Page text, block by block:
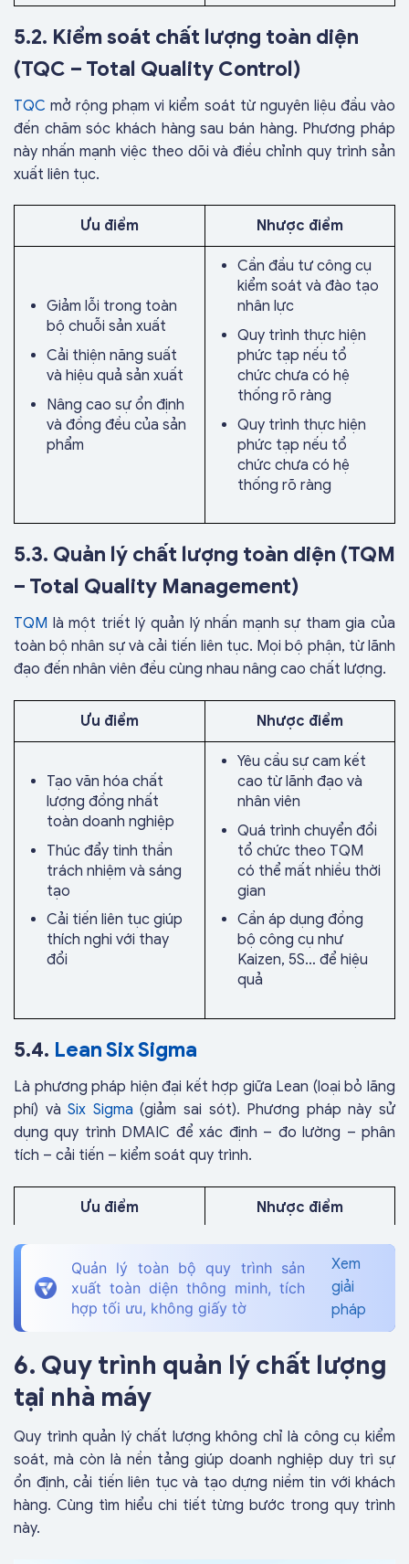
5.2. Kiểm soát chất lượng toàn diện
(TQC – Total Quality Control)
TQC mở rộng phạm vi kiểm soát từ nguyên liệu đầu vào
đến chăm sóc khách hàng sau bán hàng. Phương pháp
này nhấn mạnh việc theo dõi và điều chỉnh quy trình sản
xuất liên tục.
Ưu điểm Nhược điểm
Giảm lỗi trong toàn
bộ chuỗi sản xuất
Cải thiện năng suất
và hiệu quả sản xuất
Nâng cao sự ổn định
và đồng đều của sản
phẩm
Cần đầu tư công cụ
kiểm soát và đào tạo
nhân lực
Quy trình thực hiện
phức tạp nếu tổ
chức chưa có hệ
thống rõ ràng
Quy trình thực hiện
phức tạp nếu tổ
chức chưa có hệ
thống rõ ràng
5.3. Quản lý chất lượng toàn diện (TQM
– Total Quality Management)
TQM là một triết lý quản lý nhấn mạnh sự tham gia của
toàn bộ nhân sự và cải tiến liên tục. Mọi bộ phận, từ lãnh
đạo đến nhân viên đều cùng nhau nâng cao chất lượng.
Ưu điểm Nhược điểm
Tạo văn hóa chất
lượng đồng nhất
toàn doanh nghiệp
Thúc đẩy tinh thần
trách nhiệm và sáng
tạo
Cải tiến liên tục giúp
thích nghi với thay
đổi
Yêu cầu sự cam kết
cao từ lãnh đạo và
nhân viên
Quá trình chuyển đổi
tổ chức theo TQM
có thể mất nhiều thời
gian
Cần áp dụng đồng
bộ công cụ như
Kaizen, 5S… để hiệu
quả
5.4. Lean Six Sigma
Là phương pháp hiện đại kết hợp giữa Lean (loại bỏ lãng
phí) vàSix Sigma (giảm sai sót). Phương pháp này sử
dụng quy trình DMAIC để xác định – đo lường – phân
tích – cải tiến – kiểm soát quy trình.
Ưu điểm Nhược điểm
Giúp doanh nghiệp
vừa tối ưu chi phí,
Cải thiện hiệu quả và
hiệu suất vận hành
Dễ đo lường, quản lý
hiệu quả bằng dữ liệu
Cần đội ngũ chuyên
sâu (Green Belt,
Black Belt) được đào
tạo bài bản
Phức tạp khi triển
khai lần đầu, khó áp
dụng cho doanh
Tốn thời gian để thiết
lập quy trình và đo
lường ban đầu
Quản lý toàn bộ quy trình sản
xuất toàn diện thông minh, tích
hợp tối ưu, không giấy tờ
Xem
giải
pháp
6. Quy trình quản lý chất lượng
tại nhà máy
Quy trình quản lý chất lượng không chỉ là công cụ kiểm
soát, mà còn là nền tảng giúp doanh nghiệp duy trì sự
ổn định, cải tiến liên tục và tạo dựng niềm tin với khách
hàng. Cùng tìm hiểu chi tiết từng bước trong quy trình
này.